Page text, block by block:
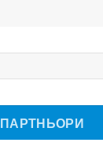
ПАРТНЬОРИ